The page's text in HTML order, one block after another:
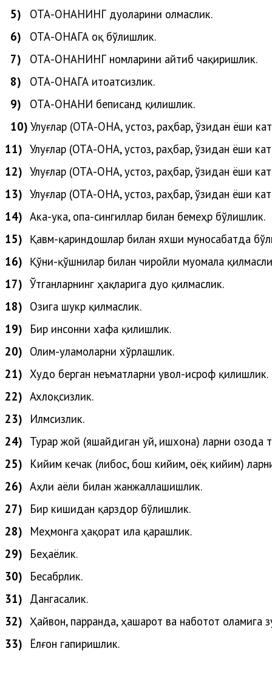
5)
ОТА-ОНАНИНГ дуоларини олмаслик.
6)
ОТА-ОНАГА оқ бўлишлик.
7)
ОТА-ОНАНИНГ номларини айтиб чақиришлик.
8)
ОТА-ОНАГА итоатсизлик.
9)
ОТА-ОНАНИ беписанд қилишлик.
10) Улуғлар (ОТА-ОНА, устоз, раҳбар, ўзидан ёши
11) Улуғлар (ОТА-ОНА, устоз, раҳбар, ўзидан ёши
12) Улуғлар (ОТА-ОНА, устоз, раҳбар, ўзидан ёши
13) Улуғлар (ОТА-ОНА, устоз, раҳбар, ўзидан ёши
14) Ака-ука, опа-сингиллар билан бемеҳр бўлишлик.
15) Қавм-қариндошлар билан яхши муносабатда
16) Қўни-қўшнилар билан чиройли муомала
17) Ўтганларнинг ҳақларига дуо қилмаслик.
18) Озига шукр қилмаслик.
19)
Бир инсонни хафа қилишлик.
20) Олим-уламоларни хўрлашлик.
21) Худо берган неъматларни увол-исроф қилишлик.
22) Ахлоқсизлик.
23)
Илмсизлик.
24) Турар жой (яшайдиган уй, ишхона) ларни озода
25)
Кийим кечак (либос, бош кийим, оёқ кийим)
26) Аҳли аёли билан жанжаллашишлик.
27)
Бир кишидан қарздор бўлишлик.
28)
Меҳмонгаҳақорат ила қарашлик.
29)
Беҳаёлик.
30)
Бесабрлик.
31) Дангасалик.
32) Ҳайвон, парранда,ҳашарот ва наботот оламига
33)
Ёлғон гапиришлик.